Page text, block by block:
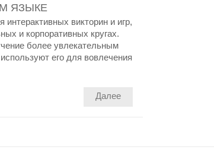
ЯЗЫКЕ
викторин и игр,
и корпоративных кругах.
более увлекательным
его для вовлечения
Далее